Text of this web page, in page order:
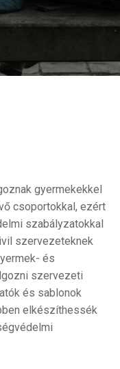
gyermekekkel
csoportokkal, ezért
szabályzatokkal
szervezeteknek
és
szervezeti
és sablonok
elkészíthessék